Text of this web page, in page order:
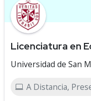
Licenciatura en
Universidad de San
A Distancia,